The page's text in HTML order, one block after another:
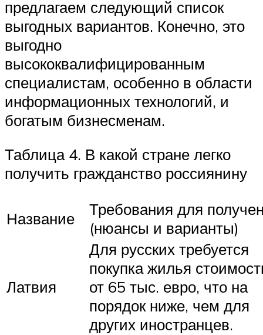
предлагаем следующий список
выгодных вариантов. Конечно, это
выгодно
высококвалифицированным
специалистам, особенно в области
информационных технологий, и
богатым бизнесменам.
Таблица 4. В какой стране легко
получить гражданство россиянину
Название
Требования для
(нюансы и варианты)
Латвия
Для русских требуется
покупка жилья
от 65 тыс. евро, что на
порядок ниже, чем для
других иностранцев.